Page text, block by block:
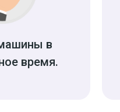
в
время.